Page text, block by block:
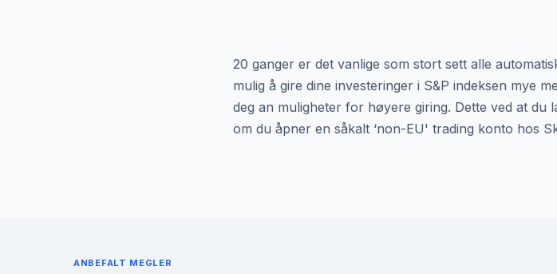
20 ganger er det vanlige som stort sett alle
mulig å gire dine investeringer i S&P indeksen mye
deg an muligheter for høyere giring. Dette ved at
om du åpner en såkalt ‘non-EU' trading konto hos
ANBEFALT MEGLER